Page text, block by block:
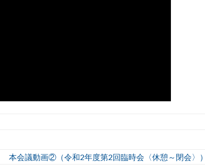
本会議動画②（令和2年度第2回臨時会〈休憩～閉会〉）